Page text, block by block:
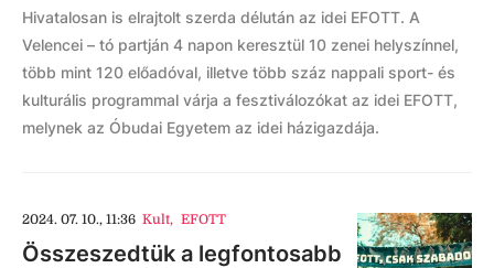
Hivatalosan is elrajtolt szerda délután az idei EFOTT. A
Velencei – tó partján 4 napon keresztül 10 zenei helyszínnel,
több mint 120 előadóval, illetve több száz nappali sport- és
kulturális programmal várja a fesztiválozókat az idei EFOTT,
melynek az Óbudai Egyetem az idei házigazdája.
2024. 07. 10., 11:36 Kult, EFOTT
Összeszedtük a legfontosabb